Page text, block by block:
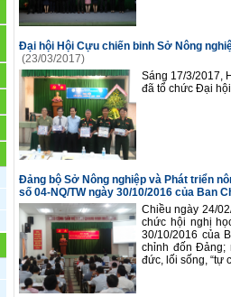
Đại hội Hội Cựu chiến binh Sở Nông
(23/03/2017)
Sáng 17/3/2017,
đã tổ chức Đại
Đảng bộ Sở Nông nghiệp và Phát triển
số 04-NQ/TW ngày 30/10/2016 của Ban
Chiều ngày 24/
chức hội nghị
30/10/2016 của
chỉnh đốn Đảng;
đức, lối sống, “tự